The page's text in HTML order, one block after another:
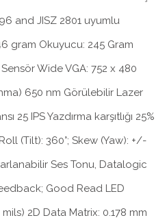
and JISZ 2801 uyumlu
gram Okuyucu: 245 Gram
Wide VGA: 752 x 480
650 nm Görülebilir Lazer
25 IPS Yazdırma karşıtlığı 25%
(Tilt): 360°; Skew (Yaw): +/-
Ses Tonu, Datalogic
Good Read LED
2D Data Matrix: 0.178 mm